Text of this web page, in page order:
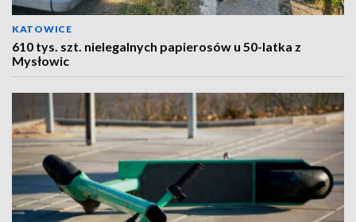
KATOWICE
610 tys. szt. nielegalnych papierosów u 50-latka z
Mysłowic